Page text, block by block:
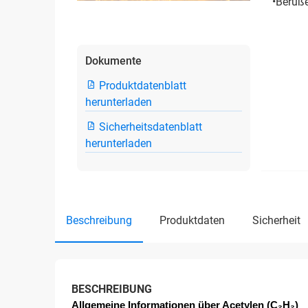
Dokumente
Produktdatenblatt
herunterladen
Sicherheitsdatenblatt
herunterladen
beschreibung produktdaten sicherheit
BESCHREIBUNG
Allgemeine Informationen über Acetylen (C₂H₂)